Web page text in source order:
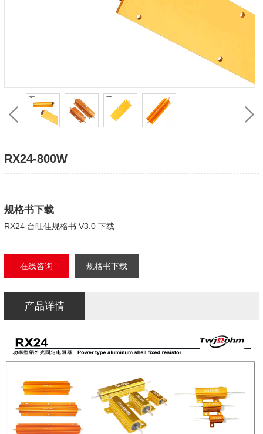
RX24-800W
规格书下载
RX24 台旺佳规格书 V3.0 下载
在线咨询 规格书下载
产品详情